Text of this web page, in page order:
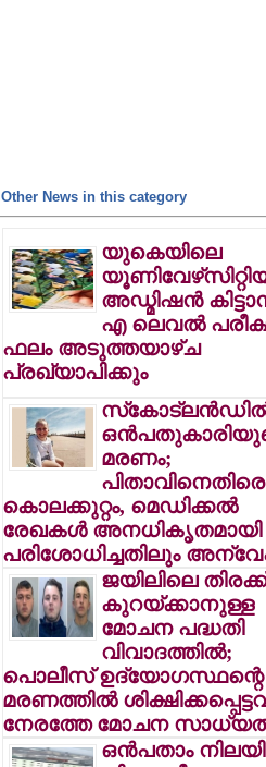
Other News in this category
യുകെയിലെ
അഡ്മിഷന്‍
എ ലെവല്‍
ഫലം അടുത്തയാഴ്ച
പ്രഖ്യാപിക്കും
മരണം;
പിതാവിനെതിരെ
കൊലക്കുറ്റം, മെഡിക്കല്‍
രേഖകള്‍ അനധികൃതമായി
പരിശോധിച്ചതിലും
ജയിലിലെ
കുറയ്ക്കാനുള്ള
മോചന പദ്ധതി
വിവാദത്തില്‍;
പൊലീസ് ഉദ്യോഗസ്ഥന്റെ
മരണത്തില്‍
നേരത്തേ മോചന
ഒന്‍പതാം